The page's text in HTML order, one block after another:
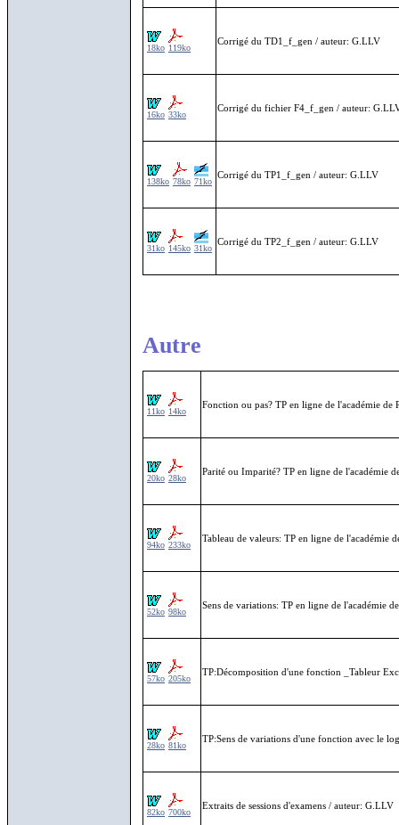
18ko 119ko
Corrigé du TD1_f_gen / auteur: G.LLV
16ko 33ko
Corrigé du fichier F4_f_gen / auteur:
138ko 78ko 71ko
Corrigé du TP1_f_gen / auteur: G.LLV
31ko 145ko 31ko
Corrigé du TP2_f_gen / auteur: G.LLV
Autre
11ko 14ko
Fonction ou pas? TP en ligne de l'académie
20ko 28ko
Parité ou Imparité? TP en ligne de l'académie
94ko 233ko
Tableau de valeurs: TP en ligne de l'académie
52ko 98ko
Sens de variations: TP en ligne de l'académie
57ko 205ko
TP:Décomposition d'une fonction _Tableur
28ko 81ko
TP:Sens de variations d'une fonction avec le
82ko 700ko
Extraits de sessions d'examens / auteur: G.LLV